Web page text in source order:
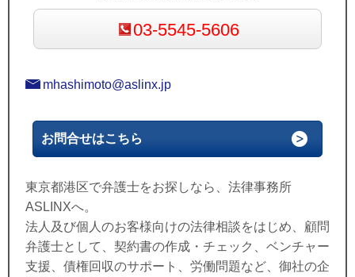
03-5545-5606
mhashimoto@aslinx.jp
お問合せはこちら
東京都港区で弁護士をお探しなら、法律事務所
ASLINXへ。
法人及び個人のお客様向けの法律相談をはじめ、顧問
弁護士として、契約書の作成・チェック、ベンチャー
支援、債権回収のサポート、労働問題など、御社の企